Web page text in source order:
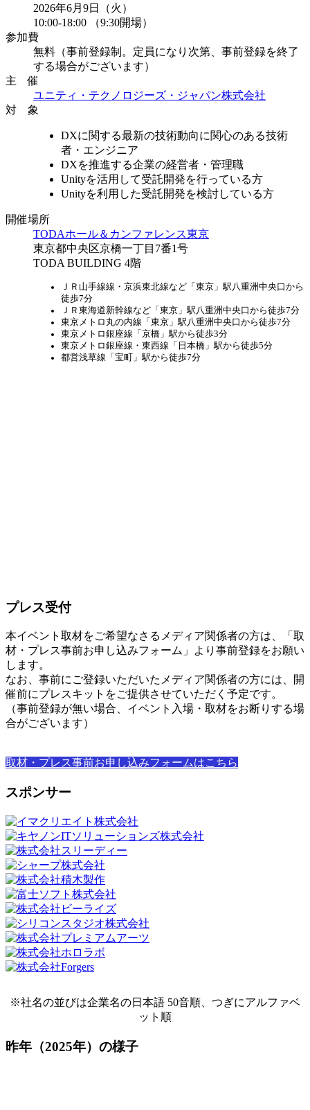
2026年6月9日（火）
10:00-18:00 （9:30開場）
参加費​
無料（事前登録制。定員になり次第、事前登録を終了
する場合がございます）
主 催
ユニティ・テクノロジーズ・ジャパン株式会社
対 象
DXに関する最新の技術動向に関心のある技術
者・エンジニア
DXを推進する企業の経営者・管理職
Unityを活用して受託開発を行っている方
Unityを利用した受託開発を検討している方
開催場所
TODAホール＆カンファレンス東京
東京都中央区京橋一丁目7番1号
TODA BUILDING 4階
ＪＲ山手線線・京浜東北線など「東京」駅八重洲中央口から
徒歩7分
ＪＲ東海道新幹線など「東京」駅八重洲中央口から徒歩7分
東京メトロ丸の内線「東京」駅八重洲中央口から徒歩7分
東京メトロ銀座線「京橋」駅から徒歩3分
東京メトロ銀座線・東西線「日本橋」駅から徒歩5分
都営浅草線「宝町」駅から徒歩7分
プレス受付
本イベント取材をご希望なさるメディア関係者の方は、「取
材・プレス事前お申し込みフォーム」より事前登録をお願い
します。
なお、事前にご登録いただいたメディア関係者の方には、開
催前にプレスキットをご提供させていただく予定です。
（事前登録が無い場合、イベント入場・取材をお断りする場
合がございます）
取材・プレス事前お申し込みフォームはこちら
スポンサー
※社名の並びは企業名の日本語 50音順、つぎにアルファベ
ット順
昨年（2025年）の様子